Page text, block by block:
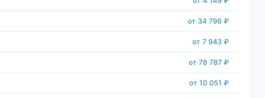
от 34 796 ₽
от 7 943 ₽
от 78 787 ₽
от 10 051 ₽